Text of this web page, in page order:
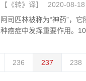
【 《转》译】
2020-08-18
阿司匹林被称为“神药”，
种癌症中发挥重要作用。
236 237 238